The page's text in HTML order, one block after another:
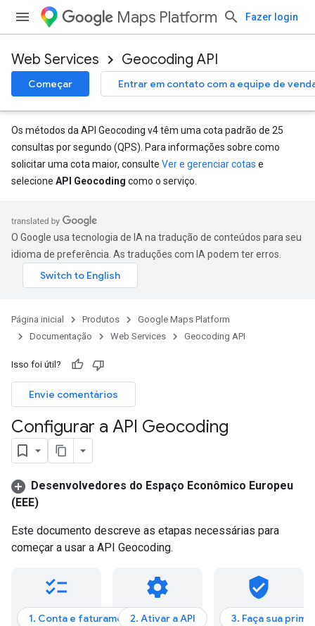
Maps Platform Fazer login
Web Services Geocoding API
Começar Entrar em contato com a equipe de
Os métodos da API Geocoding v4 têm uma cota padrão de 25
consultas por segundo (QPS). Para informações sobre como
solicitar uma cota maior, consulte Ver e gerenciar cotas e
selecione API Geocoding como o serviço.
O Google usa tecnologia de IA na tradução de conteúdos para seu
idioma de preferência. As traduções com IA podem ter erros.
Página inicial Produtos
Google Maps Platform
Documentação
Web Services Geocoding API
Isso foi útil?
Envie comentários
Configurar a API Geocoding
Desenvolvedores do Espaço Econômico Europeu
(EEE)
Este documento descreve as etapas necessárias para
começar a usar a API Geocoding.
checklist
1. Conta e faturamento
settings
2. Ativar a API
verified_user
3. Faça sua